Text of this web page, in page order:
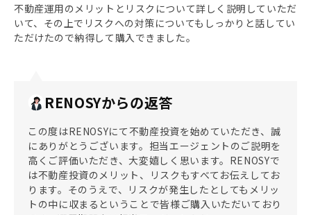
不動産運用のメリットとリスクについて詳しく説明していただ
いて、その上でリスクへの対策についてもしっかりと話してい
ただけたので納得して購入できました。
RENOSYからの返答
この度はRENOSYにて不動産投資を始めていただき、誠
にありがとうございます。担当エージェントのご説明を
高くご評価いただき、大変嬉しく思います。RENOSYで
は不動産投資のメリット、リスクもすべてお伝えしてお
ります。そのうえで、リスクが発生したとしてもメリッ
トの中に収まるということで皆様ご購入いただいており